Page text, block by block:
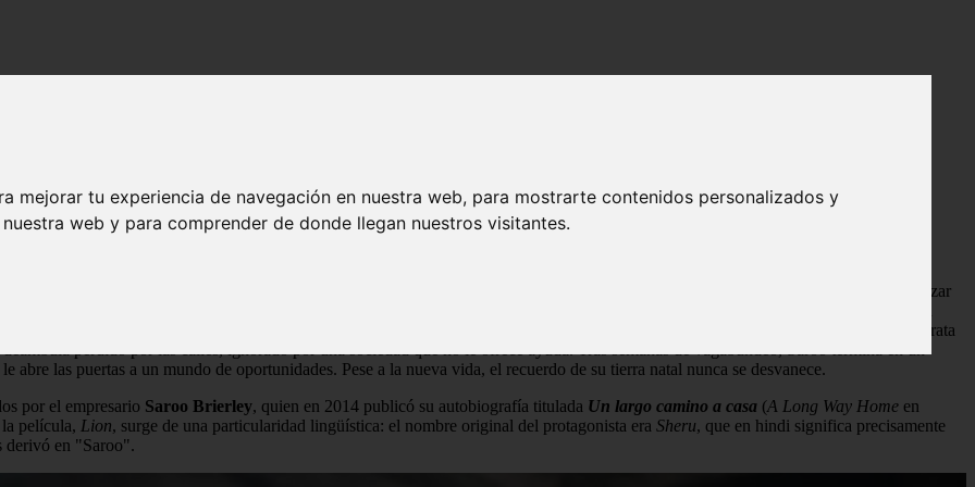
mejorar tu experiencia de navegación en nuestra web, para mostrarte contenidos personalizados y
web y para comprender de donde llegan nuestros visitantes.
detrás de ''Lion'', el pequeño perdido que encontró su hogar con ayuda de Google Earth y Nicole Kidman
la historia detrás de ''Lion'', el pequeño perdido que encontró su hogar con
Saroo vivía junto a su familia en condiciones humildes pero llenas de afecto. Una noche, acompañó a su hermano mayor a realizar
pudo con él: se quedó profundamente dormido dentro de un vagón. Al despertar, el tren ya estaba en movimiento, alejándose sin
situada a más de 1.600 kilómetros de su hogar. Así comienza la trama de
que retrata
perdido por las calles, ignorado por una sociedad que no le ofrece ayuda. Tras semanas de vagabundeo, Saroo termina en un
abre las puertas a un mundo de oportunidades. Pese a la nueva vida, el recuerdo de su tierra natal nunca se desvanece.
por el empresario Saroo Brierley, quien en 2014 publicó su autobiografía titulada Un largo camino a casa (A Long Way Home en
película, Lion, surge de una particularidad lingüística: el nombre original del protagonista era Sheru, que en hindi significa precisamente
derivó en "Saroo".